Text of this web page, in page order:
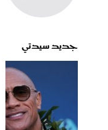
جديد سيدتي